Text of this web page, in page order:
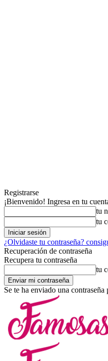
Registrarse
¡Bienvenido! Ingresa en tu
tu
tu
¿Olvidaste tu contraseña?
Recuperación de contraseña
Recupera tu contraseña
tu
Se te ha enviado una